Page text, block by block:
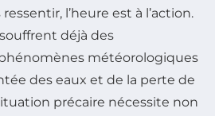
l’heure est à l’action.
déjà des
météorologiques
des eaux et de la perte de
précaire nécessite non